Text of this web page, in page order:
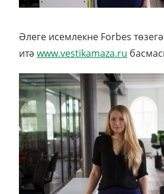
Әлеге исемлекне Forbes
итә www.vestikamaza.ru